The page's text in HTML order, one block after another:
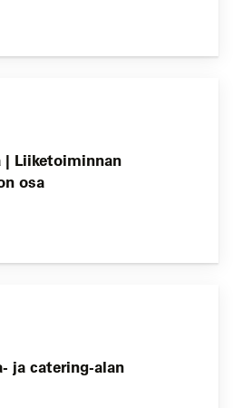
Liiketoiminnan
osa
ja catering-alan